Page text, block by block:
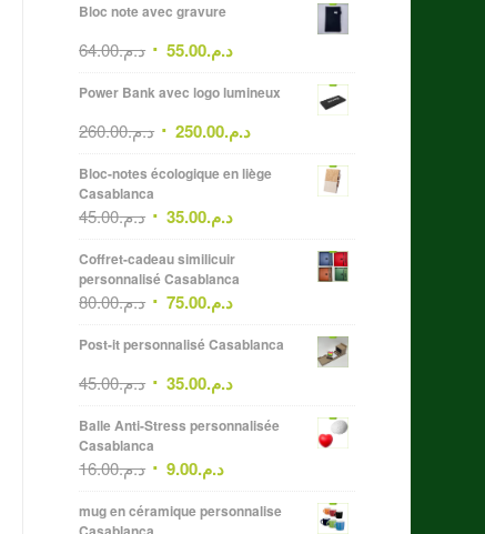
Bloc note avec gravure
د.م.64.00 د.م.55.00
Power Bank avec logo lumineux
د.م.260.00 د.م.250.00
Bloc-notes écologique en liège
Casablanca
د.م.45.00 د.م.35.00
Coffret-cadeau similicuir
personnalisé Casablanca
د.م.80.00 د.م.75.00
Post-it personnalisé Casablanca
د.م.45.00 د.م.35.00
Balle Anti-Stress personnalisée
Casablanca
د.م.16.00 د.م.9.00
mug en céramique personnalise